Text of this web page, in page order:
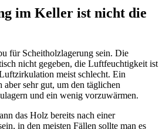
im Keller ist nicht die
für Scheitholzlagerung sein. Die
nicht gegeben, die Luftfeuchtigkeit ist
meist schlecht. Ein
sehr gut, um den täglichen
und ein wenig vorzuwärmen.
das Holz bereits nach einer
in den meisten Fällen sollte man es